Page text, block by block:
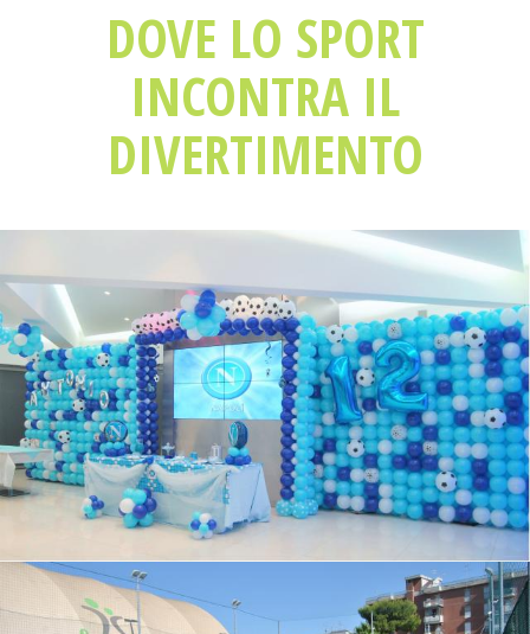
DOVE LO SPORT
INCONTRA IL
DIVERTIMENTO